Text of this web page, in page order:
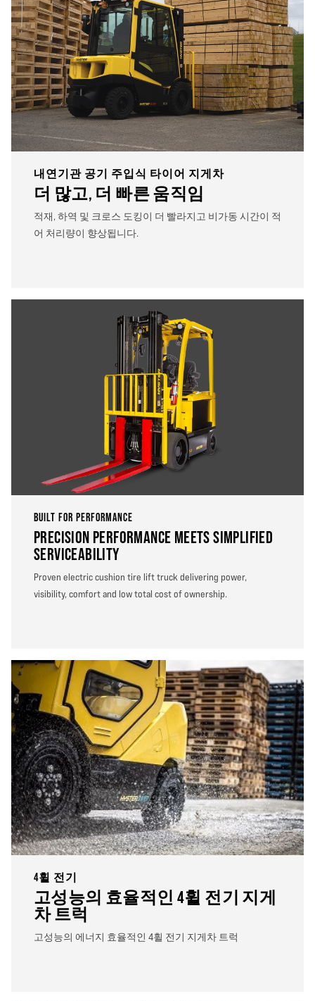
내연기관 공기 주입식 타이어 지게차
더 많고, 더 빠른 움직임
적재, 하역 및 크로스 도킹이 더 빨라지고 비가동 시간이 적
어 처리량이 향상됩니다.
BUILT FOR PERFORMANCE
PRECISION PERFORMANCE MEETS SIMPLIFIED
SERVICEABILITY
Proven electric cushion tire lift truck delivering power,
visibility, comfort and low total cost of ownership.
4휠 전기
고성능의 효율적인 4휠 전기 지게
차 트럭
고성능의 에너지 효율적인 4휠 전기 지게차 트럭